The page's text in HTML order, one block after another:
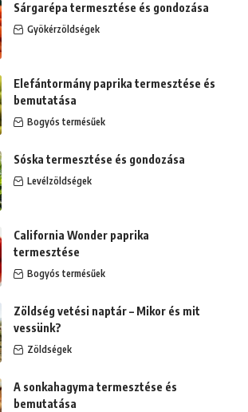
Sárgarépa termesztése és gondozása
Gyökérzöldségek
Elefántormány paprika termesztése és
bemutatása
Bogyós termésűek
Sóska termesztése és gondozása
Levélzöldségek
California Wonder paprika
termesztése
Bogyós termésűek
Zöldség vetési naptár – Mikor és mit
vessünk?
Zöldségek
A sonkahagyma termesztése és
bemutatása